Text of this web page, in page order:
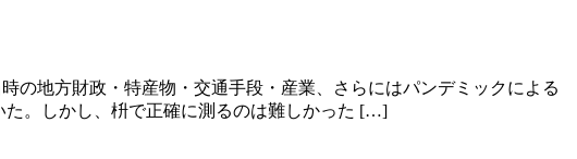
の地方財政・特産物・交通手段・産業、さらにはパンデミックによる
た。しかし、枡で正確に測るのは難しかった […]